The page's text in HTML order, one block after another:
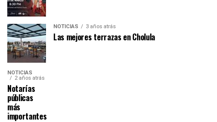
NOTICIAS 3 años atrás
Las mejores terrazas en Cholula
NOTICIAS
2 años atrás
Notarías
públicas
más
importantes